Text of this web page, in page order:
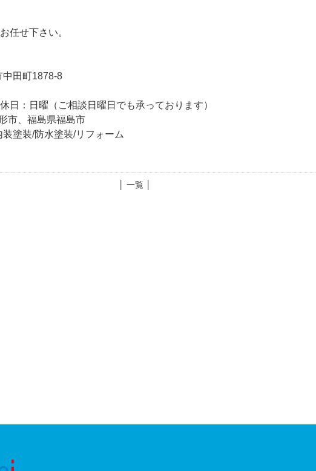
任せ下さい。
中田町1878-8
：日曜（ご相談日曜日でも承っております）
市、福島県福島市
塗装/防水塗装/リフォーム
│ 一覧 │